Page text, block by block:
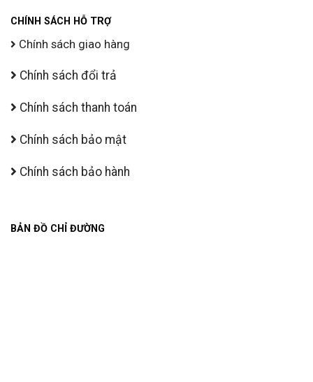
CHÍNH SÁCH HỖ TRỢ
Chính sách giao hàng
Chính sách đổi trả
Chính sách thanh toán
Chính sách bảo mật
Chính sách bảo hành
BẢN ĐỒ CHỈ ĐƯỜNG